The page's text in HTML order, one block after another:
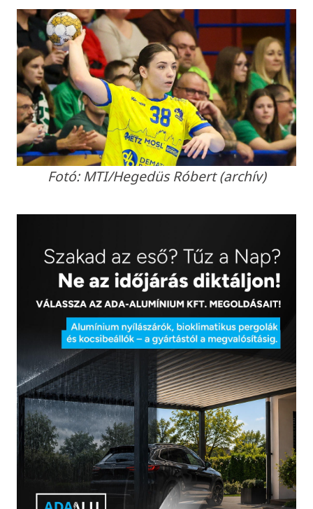
Fotó: MTI/Hegedüs Róbert (archív)